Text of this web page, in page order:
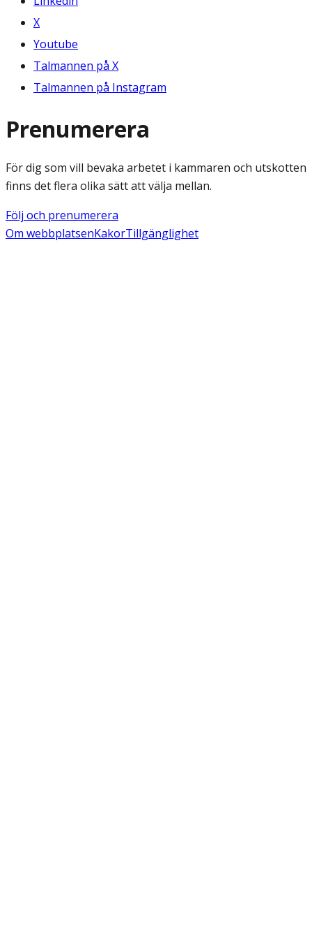
X
Youtube
Talmannen på X
Talmannen på Instagram
Prenumerera
För dig som vill bevaka arbetet i kammaren och utskotten
finns det flera olika sätt att välja mellan.
Följ och prenumerera
Om webbplatsenKakorTillgänglighet